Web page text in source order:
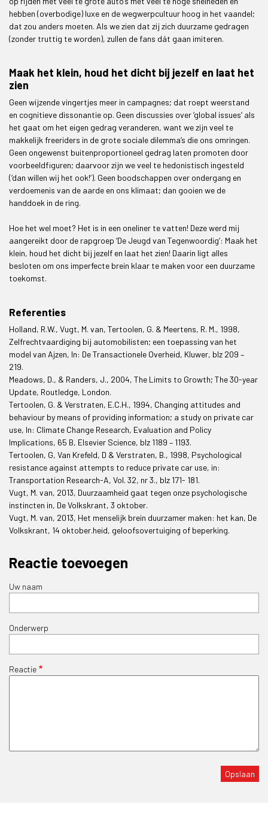
hebben (overbodige) luxe en de wegwerpcultuur hoog in het vaandel;
dat zou anders moeten. Als we zien dat zij zich duurzame gedragen
(zonder truttig te worden), zullen de fans dát gaan imiteren.
Maak het klein, houd het dicht bij jezelf en laat het
zien
Geen wijzende vingertjes meer in campagnes; dat roept weerstand
en cognitieve dissonantie op. Geen discussies over ‘global issues’ als
het gaat om het eigen gedrag veranderen, want we zijn veel te
makkelijk freeriders in de grote sociale dilemma’s die ons omringen.
Geen ongewenst buitenproportioneel gedrag laten promoten door
voorbeeldfiguren; daarvoor zijn we veel te hedonistisch ingesteld
(‘dan willen wij het ook!’). Geen boodschappen over ondergang en
verdoemenis van de aarde en ons klimaat; dan gooien we de
handdoek in de ring.
Hoe het wel moet? Het is in een oneliner te vatten! Deze werd mij
aangereikt door de rapgroep ‘De Jeugd van Tegenwoordig’: Maak het
klein, houd het dicht bij jezelf en laat het zien! Daarin ligt alles
besloten om ons imperfecte brein klaar te maken voor een duurzame
toekomst.
Referenties
Holland, R.W., Vugt, M. van, Tertoolen, G. & Meertens, R. M., 1998,
Zelfrechtvaardiging bij automobilisten; een toepassing van het
model van Ajzen, In: De Transactionele Overheid, Kluwer, blz 209 –
219.
Meadows, D., & Randers, J., 2004, The Limits to Growth; The 30-year
Update, Routledge, London.
Tertoolen, G. & Verstraten, E.C.H., 1994, Changing attitudes and
behaviour by means of providing information; a study on private car
use, In: Climate Change Research, Evaluation and Policy
Implications, 65 B, Elsevier Science, blz 1189 – 1193.
Tertoolen, G, Van Krefeld, D & Verstraten, B., 1998, Psychological
resistance against attempts to reduce private car use, in:
Transportation Research-A, Vol. 32, nr 3., blz 171- 181.
Vugt, M. van, 2013, Duurzaamheid gaat tegen onze psychologische
instincten in, De Volkskrant, 3 oktober.
Vugt, M. van, 2013, Het menselijk brein duurzamer maken: het kan, De
Volkskrant, 14 oktober.heid, geloofsovertuiging of beperking.
Reactie toevoegen
Uw naam
Onderwerp
Reactie